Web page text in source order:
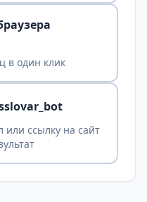
в один клик
или ссылку на сайт